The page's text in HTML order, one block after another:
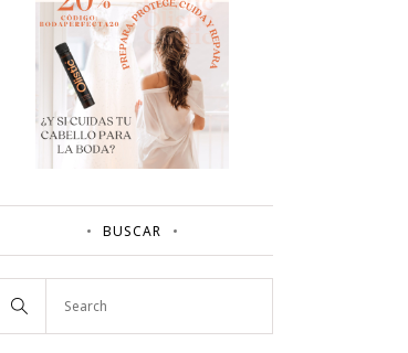
BUSCAR